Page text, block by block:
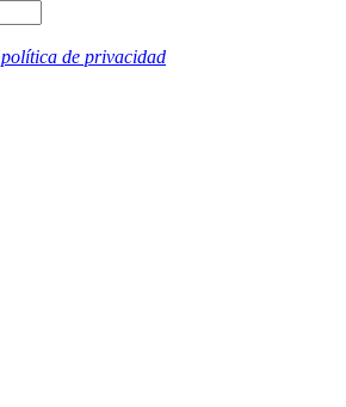
política de privacidad